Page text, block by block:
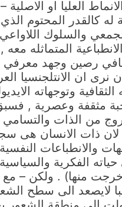
العليا او
كالقدر المحتوم
والسلوك
المتماثله معه
ثقافي رصين وجهد
ان الانتلجنسيا
وتوجهاته
مثقفة وعصرية ,
من الذات والتسامي
ذات الانسان هى
والانطباعات
الفكرية
منها) . ولكن – مع
لايصعد الى سطح